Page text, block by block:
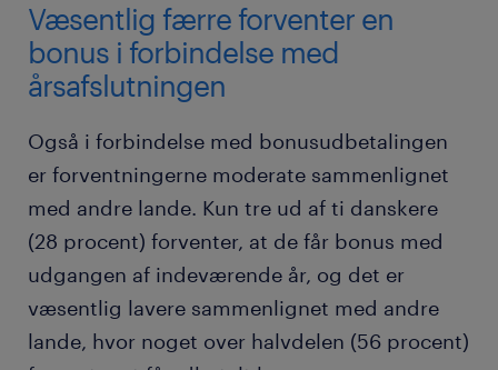
Væsentlig færre forventer en
bonus i forbindelse med
årsafslutningen
Også i forbindelse med bonusudbetalingen
er forventningerne moderate sammenlignet
med andre lande. Kun tre ud af ti danskere
(28 procent) forventer, at de får bonus med
udgangen af indeværende år, og det er
væsentlig lavere sammenlignet med andre
lande, hvor noget over halvdelen (56 procent)